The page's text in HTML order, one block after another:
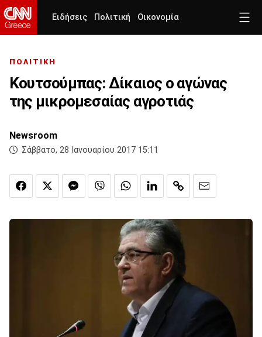
Ειδήσεις Πολιτική Οικονομία
ΠΟΛΙΤΙΚΗ
Κουτσούμπας: Δίκαιος ο αγώνας
της μικρομεσαίας αγροτιάς
Newsroom
Σάββατο, 28 Ιανουαρίου 2017 15:11